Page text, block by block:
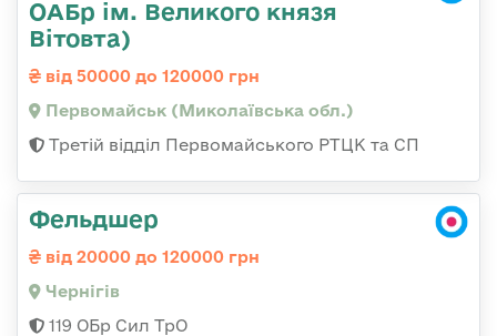
ОАБр ім. Великого князя
Вітовта)
від 50000 до 120000 грн
Первомайськ (Миколаївська обл.)
Третій відділ Первомайського РТЦК та СП
Фельдшер
від 20000 до 120000 грн
Чернігів
119 ОБр Сил ТрО